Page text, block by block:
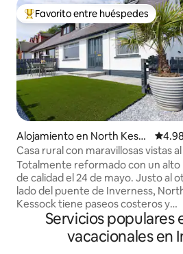
Favorito entre huéspedes preferido
Favorito entre huéspedes
Alojamiento en North Kesso
ck
Casa rural con maravillosas vistas
Totalmente reformado con un alto
de calidad el 24 de mayo. Justo al
lado del puente de Inverness,
Kessock tiene paseos costeros y
forestales, una cafetería, una
parque infantil y un hotel con bar y
restaurante. Vistas sobre el Moray
Servicios populares
vacacionales en